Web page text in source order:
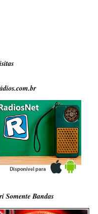
Somente Bandas